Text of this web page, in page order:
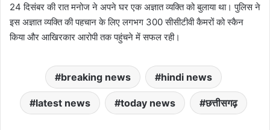
24 दिसंबर की रात मनोज ने अपने घर एक अज्ञात व्यक्ति को बुलाया था। पुलिस ने
इस अज्ञात व्यक्ति की पहचान के लिए लगभग 300 सीसीटीवी कैमरों को स्कैन
किया और आखिरकार आरोपी तक पहुंचने में सफल रही।
breaking news hindi news
latest news today news छत्तीसगढ़